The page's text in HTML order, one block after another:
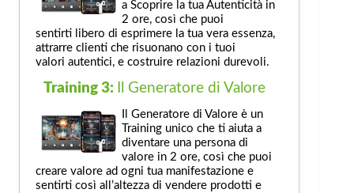
a Scoprire la tua Autenticità in
2 ore, così che puoi
sentirti libero di esprimere la tua vera essenza,
attrarre clienti che risuonano con i tuoi
valori autentici, e costruire relazioni durevoli.
Training 3: Il Generatore di Valore
Il Generatore di Valore è un
Training unico che ti aiuta a
diventare una persona di
valore in 2 ore, così che puoi
creare valore ad ogni tua manifestazione e
sentirti così all’altezza di vendere prodotti e